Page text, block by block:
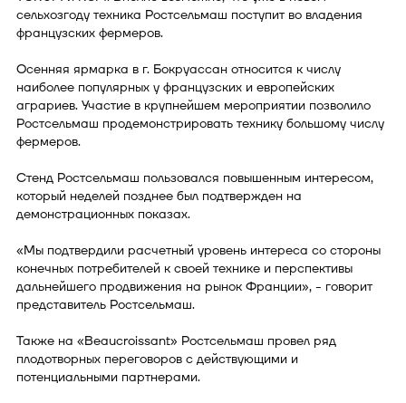
сельхозгоду техника Ростсельмаш поступит во владения
французских фермеров.
Осенняя ярмарка в г. Бокруассан относится к числу
наиболее популярных у французских и европейских
аграриев. Участие в крупнейшем мероприятии позволило
Ростсельмаш продемонстрировать технику большому числу
фермеров.
Стенд Ростсельмаш пользовался повышенным интересом,
который неделей позднее был подтвержден на
демонстрационных показах.
«Мы подтвердили расчетный уровень интереса со стороны
конечных потребителей к своей технике и перспективы
дальнейшего продвижения на рынок Франции», - говорит
представитель Ростсельмаш.
Также на «Beaucroissant» Ростсельмаш провел ряд
плодотворных переговоров с действующими и
потенциальными партнерами.